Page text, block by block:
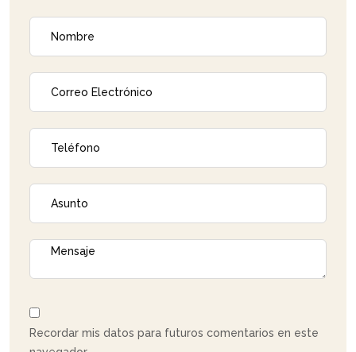
Recordar mis datos para futuros comentarios en este